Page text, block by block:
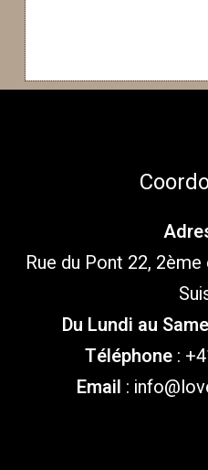
Rue du Pont 22,
Du Lundi au
Téléphone :
Email :